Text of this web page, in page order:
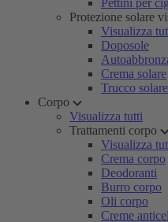
Pettini per
Protezione solare
Visualizza
Doposole
Crema solare
Trucco solare
Corpo
Visualizza tutti
Trattamenti corpo
Visualizza
Crema corpo
Deodoranti
Burro corpo
Oli corpo
Creme